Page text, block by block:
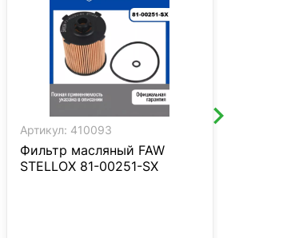
Артикул: 410093
Фильтр масляный FAW
STELLOX 81-00251-SX